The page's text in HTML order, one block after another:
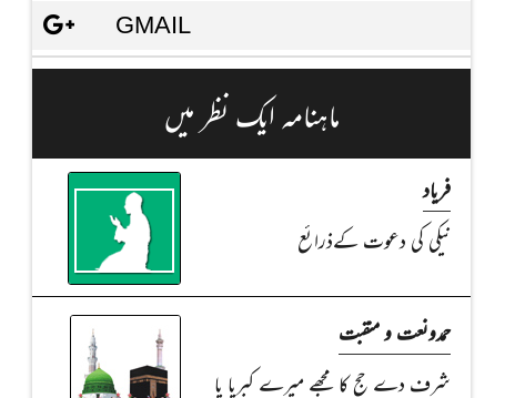
GMAIL
ماہنامہ ایک نظر میں
فریاد
نيكی کی دعوت کےذرائع
حمدونعت و منقبت
شرف دے حج کا مجھے میرے کبریا یا